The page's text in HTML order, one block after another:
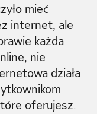
mieć
internet, ale
każda
nie
działa
oferujesz.